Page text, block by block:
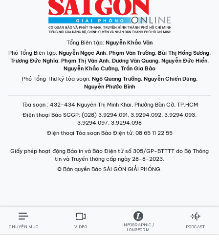
Tổng Biên tập: Nguyễn Khắc Văn
Phó Tổng Biên tập: Nguyễn Ngọc Anh, Phạm Văn Trường, Bùi Thị Hồng Sương,
Trương Đức Nghĩa, Phạm Thị Vân Anh, Dương Văn Quang, Nguyễn Đức Hiển,
Nguyễn Khắc Cường, Trần Gia Bảo
Phó Tổng Thư ký tòa soạn: Ngô Quang Trưởng, Nguyễn Chiến Dũng,
Nguyễn Phước Bình
Tòa soạn : 432-434 Nguyễn Thị Minh Khai, Phường Bàn Cờ, TP.HCM
Điện thoại Báo SGGP: (028) 3.9294.091, 3.9294.092, 3.9294.093,
3.9294.097, 3.9294.098
Điện thoại Tòa soạn Báo Điện tử: 08 65 11 22 55
Giấy phép hoạt động Báo in và Báo Điện tử số 305/GP-BTTTT do Bộ Thông
tin và Truyền thông cấp ngày 28-8-2023.
© Bản quyền Báo SÀI GÒN GIẢI PHÓNG.
CHUYÊN MỤC VIDEO
INFOGRAPHIC /
LONGFORM
PODCAST